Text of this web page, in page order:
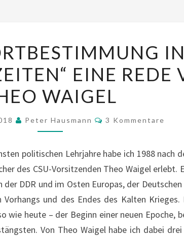
IN
VOLATILEN
ZEITEN“
EINE
VON
WAIGEL
IN
EINE REDE
WAIGEL
Peter Hausmann Kommentare
3 Kommentare
politischen Lehrjahre habe ich 1988 nach
des CSU-Vorsitzenden Theo Waigel erlebt.
DDR und im Osten Europas, der
und des Endes des Kalten Krieges.
wie heute – der Beginn einer neuen Epoche,
Von Theo Waigel habe ich dabei